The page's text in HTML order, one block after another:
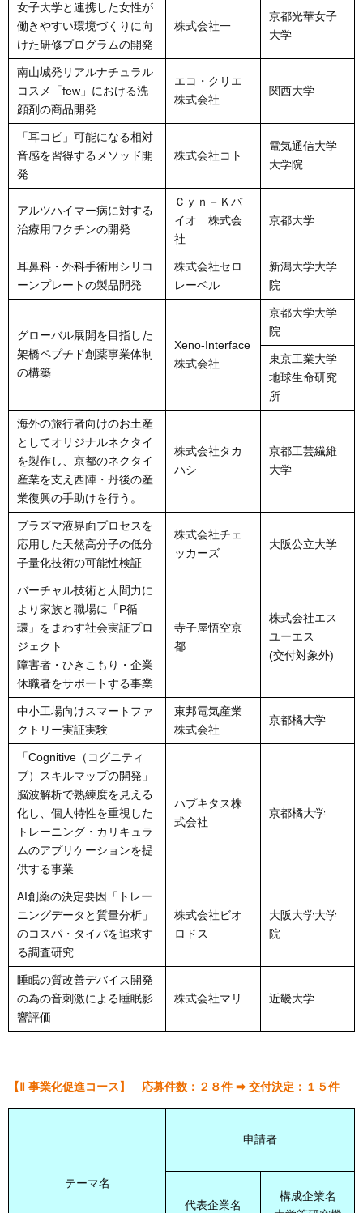
女子大学と連携した女性が
働きやすい環境づくりに向
けた研修プログラムの開発
株式会社一
京都光華女子
大学
南山城発リアルナチュラル
コスメ「few」における洗
顔剤の商品開発
エコ・クリエ
株式会社
関西大学
「耳コピ」可能になる相対
音感を習得するメソッド開
発
株式会社コト
電気通信大学
大学院
アルツハイマー病に対する
治療用ワクチンの開発
Ｃｙｎ－Ｋバ
イオ 株式会
社
京都大学
耳鼻科・外科手術用シリコ
ーンプレートの製品開発
株式会社セロ
レーベル
新潟大学大学
院
グローバル展開を目指した
架橋ペプチド創薬事業体制
の構築
Xeno-Interface
株式会社
京都大学大学
院
東京工業大学
地球生命研究
所
海外の旅行者向けのお土産
としてオリジナルネクタイ
を製作し、京都のネクタイ
産業を支え西陣・丹後の産
業復興の手助けを行う。
株式会社タカ
ハシ
京都工芸繊維
大学
プラズマ液界面プロセスを
応用した天然高分子の低分
子量化技術の可能性検証
株式会社チェ
ッカーズ
大阪公立大学
バーチャル技術と人間力に
より家族と職場に「P循
環」をまわす社会実証プロ
ジェクト
障害者・ひきこもり・企業
休職者をサポートする事業
寺子屋悟空京
都
株式会社エス
ユーエス
(交付対象外)
中小工場向けスマートファ
クトリー実証実験
東邦電気産業
株式会社
京都橘大学
「Cognitive（コグニティ
ブ）スキルマップの開発」
脳波解析で熟練度を見える
化し、個人特性を重視した
トレーニング・カリキュラ
ムのアプリケーションを提
供する事業
ハプキタス株
式会社
京都橘大学
AI創薬の決定要因「トレー
ニングデータと質量分析」
のコスパ・タイパを追求す
る調査研究
株式会社ビオ
ロドス
大阪大学大学
院
睡眠の質改善デバイス開発
の為の音刺激による睡眠影
響評価
株式会社マリ 近畿大学
【Ⅱ 事業化促進コース】 応募件数：２８件 ➡ 交付決定：１５件
テーマ名
申請者
代表企業名
構成企業名